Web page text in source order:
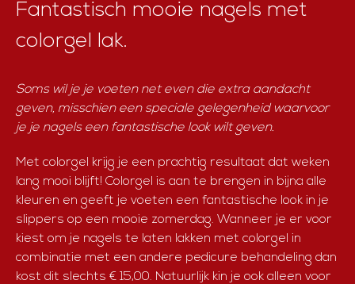
Fantastisch mooie nagels met
colorgel lak.
Soms wil je je voeten net even die extra aandacht
geven, misschien een speciale gelegenheid waarvoor
je je nagels een fantastische look wilt geven.
Met colorgel krijg je een prachtig resultaat dat weken
lang mooi blijft! Colorgel is aan te brengen in bijna alle
kleuren en geeft je voeten een fantastische look in je
slippers op een mooie zomerdag. Wanneer je er voor
kiest om je nagels te laten lakken met colorgel in
combinatie met een andere pedicure behandeling dan
kost dit slechts € 15,00. Natuurlijk kin je ook alleen voor